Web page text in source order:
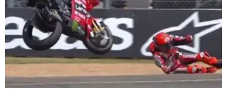
Espacio empresas
Sociedad y tiempo
libre
Sociedad
Tecnología
Turismo
Salud
Es viral